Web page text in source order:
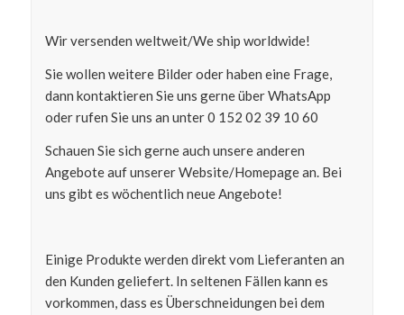
Wir versenden weltweit/We ship worldwide!
Sie wollen weitere Bilder oder haben eine Frage,
dann kontaktieren Sie uns gerne über WhatsApp
oder rufen Sie uns an unter 0 152 02 39 10 60
Schauen Sie sich gerne auch unsere anderen
Angebote auf unserer Website/Homepage an. Bei
uns gibt es wöchentlich neue Angebote!
Einige Produkte werden direkt vom Lieferanten an
den Kunden geliefert. In seltenen Fällen kann es
vorkommen, dass es Überschneidungen bei dem